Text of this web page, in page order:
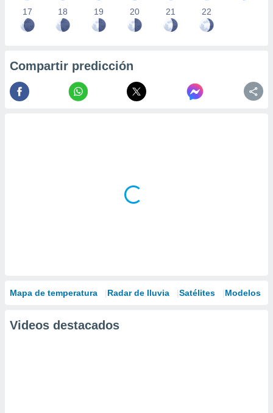
17 18 19 20 21 22
Compartir predicción
Mapa de temperatura Radar de lluvia Satélites Modelos
Videos destacados